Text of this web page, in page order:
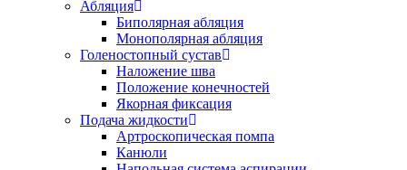
Абляция
Биполярная абляция
Монополярная абляция
Голеностопный сустав
Наложение шва
Положение конечностей
Якорная фиксация
Подача жидкости
Артроскопическая помпа
Канюли